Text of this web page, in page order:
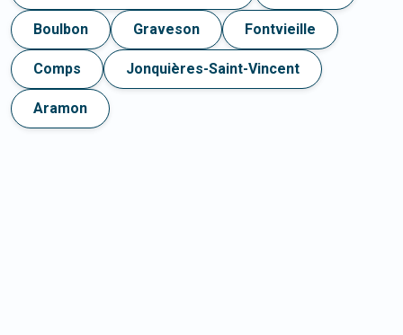
Boulbon Graveson Fontvieille
Comps Jonquières-Saint-Vincent
Aramon